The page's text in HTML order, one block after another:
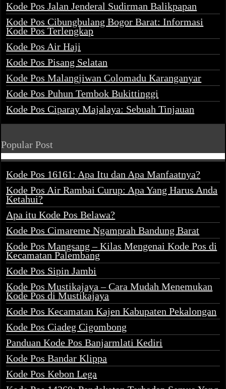
Kode Pos Jalan Jenderal Sudirman Balikpapan
Kode Pos Cibungbulang Bogor Barat: Informasi
Kode Pos Terlengkap
Kode Pos Air Haji
Kode Pos Pisang Selatan
Kode Pos Malangjiwan Colomadu Karanganyar
Kode Pos Puhun Tembok Bukittinggi
Kode Pos Ciparay Majalaya: Sebuah Tinjauan
Popular Post
Kode Pos 16161: Apa Itu dan Apa Manfaatnya?
Kode Pos Air Rambai Curup: Apa Yang Harus Anda
Ketahui?
Apa itu Kode Pos Belawa?
Kode Pos Cimareme Ngamprah Bandung Barat
Kode Pos Mangsang – Kilas Mengenai Kode Pos di
Kecamatan Palembang
Kode Pos Sipin Jambi
Kode Pos Mustikajaya – Cara Mudah Menemukan
Kode Pos di Mustikajaya
Kode Pos Kecamatan Kajen Kabupaten Pekalongan
Kode Pos Ciadeg Cigombong
Panduan Kode Pos Banjarmlati Kediri
Kode Pos Bandar Klippa
Kode Pos Kebon Lega